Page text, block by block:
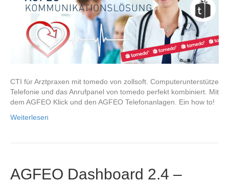
CTI für Arztpraxen mit tomedo von zollsoft. Computerunterstütze
Telefonie und das Anrufpanel von tomedo perfekt kombiniert. Mit
dem AGFEO Klick und den AGFEO Telefonanlagen. Ein how to!
Weiterlesen
AGFEO Dashboard 2.4 –